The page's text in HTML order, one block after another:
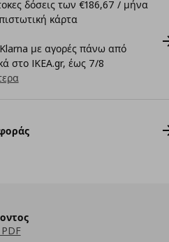
δόσεις των €186,67 / μήνα
κάρτα
με αγορές πάνω από
στο IKEA.gr, έως 7/8